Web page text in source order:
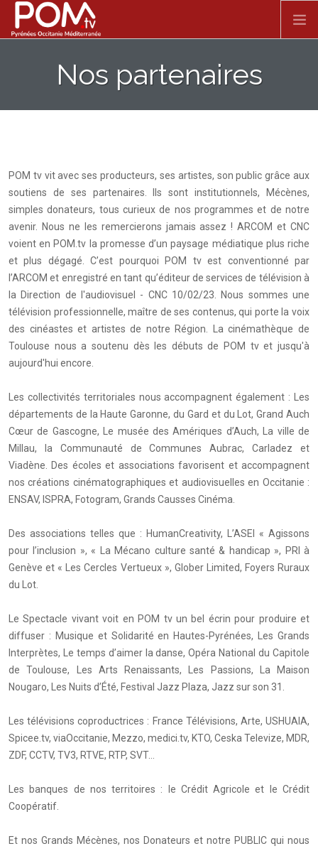
ACCUEIL
SPECTACLE VIVANT
DOCUMENTAIRES
SÉRIES
Nos partenaires
POM tv vit avec ses producteurs, ses artistes, son public grâce aux
soutiens de ses partenaires. Ils sont institutionnels, Mécènes,
simples donateurs, tous curieux de nos programmes et de notre
avenir. Nous ne les remercierons jamais assez ! ARCOM et CNC
voient en POM.tv la promesse d’un paysage médiatique plus riche
et plus dégagé. C’est pourquoi POM tv est conventionné par
l’ARCOM et enregistré en tant qu’éditeur de services de télévision à
la Direction de l'audiovisuel - CNC 10/02/23. Nous sommes une
télévision professionnelle, maître de ses contenus, qui porte la voix
des cinéastes et artistes de notre Région. La cinémathèque de
Toulouse nous a soutenu dès les débuts de POM tv et jusqu'à
aujourd'hui encore.
Les collectivités territoriales nous accompagnent également : Les
départements de la Haute Garonne, du Gard et du Lot, Grand Auch
Cœur de Gascogne, Le musée des Amériques d’Auch, La ville de
Millau, la Communauté de Communes Aubrac, Carladez et
Viadène. Des écoles et associations favorisent et accompagnent
nos créations cinématographiques et audiovisuelles en Occitanie :
ENSAV, ISPRA, Fotogram, Grands Causses Cinéma.
Des associations telles que : HumanCreativity, L’ASEI « Agissons
pour l’inclusion », « La Mécano culture santé & handicap », PRI à
Genève et « Les Cercles Vertueux », Glober Limited, Foyers Ruraux
du Lot.
Le Spectacle vivant voit en POM tv un bel écrin pour produire et
diffuser : Musique et Solidarité en Hautes-Pyrénées, Les Grands
Interprètes, Le temps d’aimer la danse, Opéra National du Capitole
de Toulouse, Les Arts Renaissants, Les Passions, La Maison
Nougaro, Les Nuits d’Été, Festival Jazz Plaza, Jazz sur son 31.
Les télévisions coproductrices : France Télévisions, Arte, USHUAIA,
Spicee.tv, viaOccitanie, Mezzo, medici.tv, KTO, Ceska Televize, MDR,
ZDF, CCTV, TV3, RTVE, RTP, SVT…
Les banques de nos territoires : le Crédit Agricole et le Crédit
Coopératif.
Et nos Grands Mécènes, nos Donateurs et notre PUBLIC qui nous